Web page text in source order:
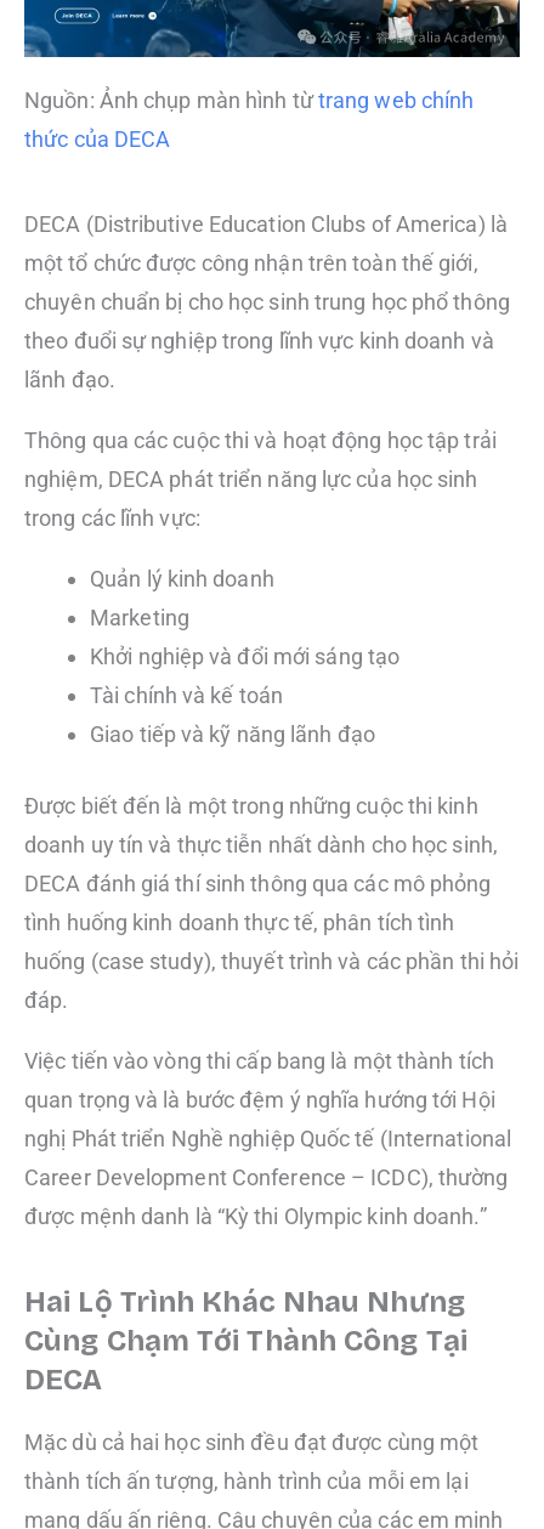
Nguồn: Ảnh chụp màn hình từtrang web chính
thức của DECA
DECA (Distributive Education Clubs of America) là
một tổ chức được công nhận trên toàn thế giới,
chuyên chuẩn bị cho học sinh trung học phổ thông
theo đuổi sự nghiệp trong lĩnh vực kinh doanh và
lãnh đạo.
Thông qua các cuộc thi và hoạt động học tập trải
nghiệm, DECA phát triển năng lực của học sinh
trong các lĩnh vực:
Quản lý kinh doanh
Marketing
Khởi nghiệp và đổi mới sáng tạo
Tài chính và kế toán
Giao tiếp và kỹ năng lãnh đạo
Được biết đến là một trong những cuộc thi kinh
doanh uy tín và thực tiễn nhất dành cho học sinh,
DECA đánh giá thí sinh thông qua các mô phỏng
tình huống kinh doanh thực tế, phân tích tình
huống (case study), thuyết trình và các phần thi hỏi
đáp.
Việc tiến vào vòng thi cấp bang là một thành tích
quan trọng và là bước đệm ý nghĩa hướng tới Hội
nghị Phát triển Nghề nghiệp Quốc tế (International
Career Development Conference – ICDC), thường
được mệnh danh là “Kỳ thi Olympic kinh doanh.”
Hai Lộ Trình Khác Nhau Nhưng
Cùng Chạm Tới Thành Công Tại
DECA
Mặc dù cả hai học sinh đều đạt được cùng một
thành tích ấn tượng, hành trình của mỗi em lại
mang dấu ấn riêng. Câu chuyện của các em minh